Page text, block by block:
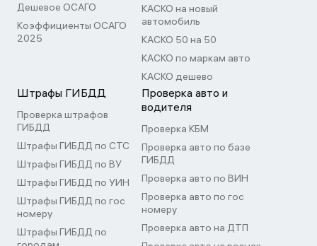
Дешевое ОСАГО
Коэффициенты ОСАГО
2025
КАСКО на новый
автомобиль
КАСКО 50 на 50
КАСКО по маркам авто
КАСКО дешево
Штрафы ГИБДД
Проверка штрафов
ГИБДД
Штрафы ГИБДД по СТС
Штрафы ГИБДД по ВУ
Штрафы ГИБДД по УИН
Штрафы ГИБДД по гос
номеру
Штрафы ГИБДД по
Проверка авто и
водителя
Проверка КБМ
Проверка авто по базе
ГИБДД
Проверка авто по ВИН
Проверка авто по гос
номеру
Проверка авто на ДТП